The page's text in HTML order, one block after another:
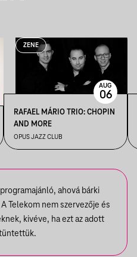
ZENE
RAFAEL MÁRIO TRIO: CHOPIN
AND MORE
OPUS JAZZ CLUB
AUG
06
ahová bárki
Telekom nem szervezője és
kivéve, ha ezt az adott